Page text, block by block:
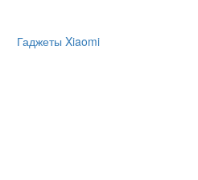
Гаджеты Xiaomi